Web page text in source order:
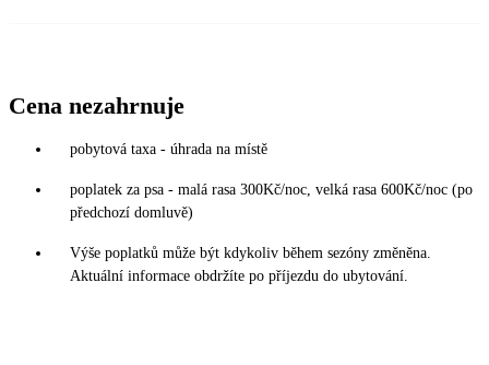
Cena nezahrnuje
pobytová taxa - úhrada na místě
poplatek za psa - malá rasa 300Kč/noc, velká rasa 600Kč/noc (po
předchozí domluvě)
Výše poplatků může být kdykoliv během sezóny změněna.
Aktuální informace obdržíte po příjezdu do ubytování.